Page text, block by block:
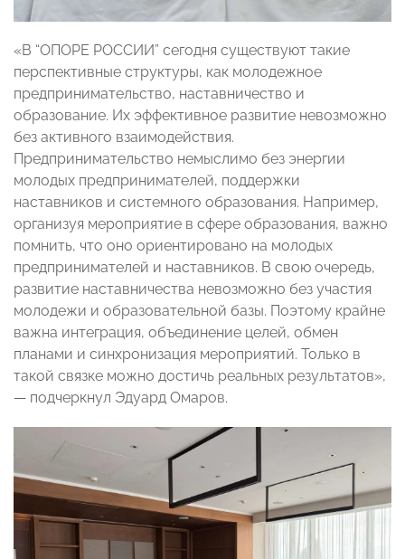
«В “ОПОРЕ РОССИИ” сегодня существуют такие
перспективные структуры, как молодежное
предпринимательство, наставничество и
образование. Их эффективное развитие невозможно
без активного взаимодействия.
Предпринимательство немыслимо без энергии
молодых предпринимателей, поддержки
наставников и системного образования. Например,
организуя мероприятие в сфере образования, важно
помнить, что оно ориентировано на молодых
предпринимателей и наставников. В свою очередь,
развитие наставничества невозможно без участия
молодежи и образовательной базы. Поэтому крайне
важна интеграция, объединение целей, обмен
планами и синхронизация мероприятий. Только в
такой связке можно достичь реальных результатов»,
— подчеркнул Эдуард Омаров.